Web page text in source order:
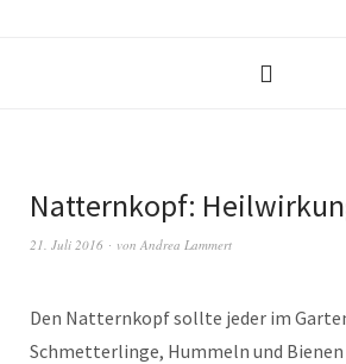
Natternkopf:
21. Juli 2016 von Andrea Lammert
Den Natternkopf sollte jeder im
Schmetterlinge, Hummeln und